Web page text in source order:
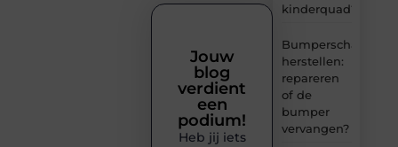
kinderquad?
Bumperschade
herstellen:
repareren
of de
bumper
vervangen?
Jouw
blog
verdient
een
podium!
Heb jij iets